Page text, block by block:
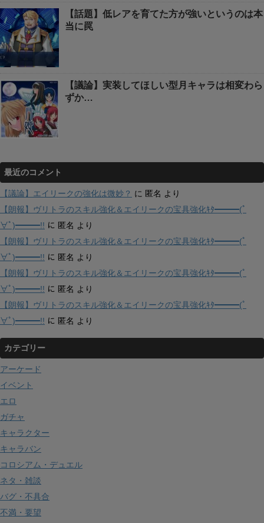
【話題】低レアを育てた方が強いというのは本
当に罠
【議論】実装してほしい型月キャラは相変わら
ずか…
最近のコメント
【議論】エイリークの強化は微妙？ に 匿名 より
【朗報】ヴリトラのスキル強化＆エイリークの宝具強化ｷﾀ━━━(ﾟ
∀ﾟ)━━━!! に 匿名 より
【朗報】ヴリトラのスキル強化＆エイリークの宝具強化ｷﾀ━━━(ﾟ
∀ﾟ)━━━!! に 匿名 より
【朗報】ヴリトラのスキル強化＆エイリークの宝具強化ｷﾀ━━━(ﾟ
∀ﾟ)━━━!! に 匿名 より
【朗報】ヴリトラのスキル強化＆エイリークの宝具強化ｷﾀ━━━(ﾟ
∀ﾟ)━━━!! に 匿名 より
カテゴリー
アーケード
イベント
エロ
ガチャ
キャラクター
キャラバン
コロシアム・デュエル
ネタ・雑談
バグ・不具合
不満・要望